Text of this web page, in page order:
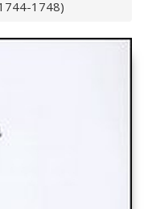
1748)